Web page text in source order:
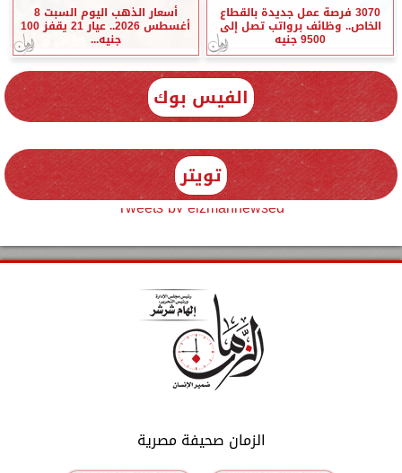
3070 فرصة عمل جديدة بالقطاع
الخاص.. وظائف برواتب تصل إلى
9500 جنيه
أسعار الذهب اليوم السبت 8
أغسطس 2026.. عيار 21 يقفز 100
جنيه...
الفيس بوك
تويتر
Tweets by elzmannewseg
الزمان صحيفة مصرية